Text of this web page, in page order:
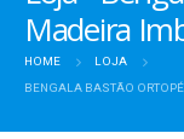
Madeira
HOME
LOJA
BENGALA BASTÃO